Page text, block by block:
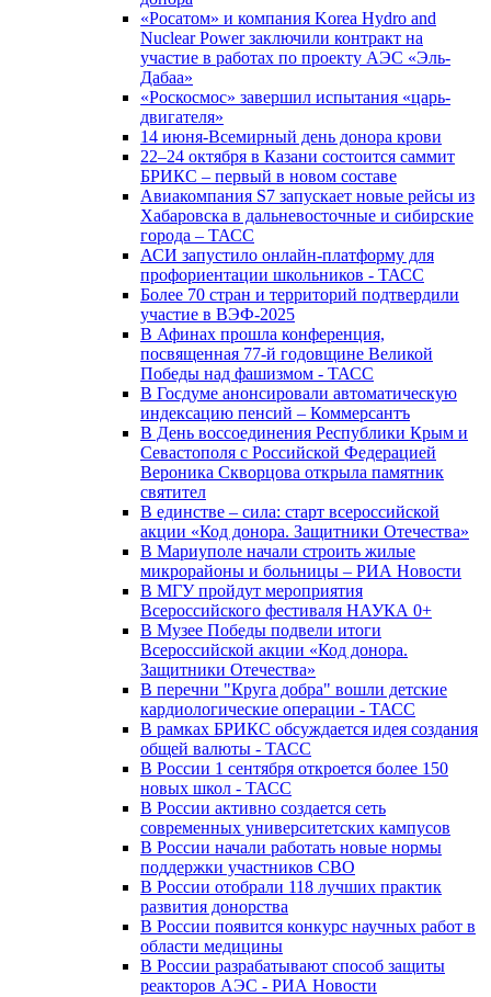
«Росатом» и компания Korea Hydro and
Nuclear Power заключили контракт на
участие в работах по проекту АЭС «Эль-
Дабаа»
«Роскосмос» завершил испытания «царь-
двигателя»
14 июня-Всемирный день донора крови
22–24 октября в Казани состоится саммит
БРИКС – первый в новом составе
Авиакомпания S7 запускает новые рейсы из
Хабаровска в дальневосточные и сибирские
города – ТАСС
АСИ запустило онлайн-платформу для
профориентации школьников - ТАСС
Более 70 стран и территорий подтвердили
участие в ВЭФ-2025
В Афинах прошла конференция,
посвященная 77-й годовщине Великой
Победы над фашизмом - ТАСС
В Госдуме анонсировали автоматическую
индексацию пенсий – Коммерсантъ
В День воссоединения Республики Крым и
Севастополя с Российской Федерацией
Вероника Скворцова открыла памятник
святител
В единстве – сила: старт всероссийской
акции «Код донора. Защитники Отечества»
В Мариуполе начали строить жилые
микрорайоны и больницы – РИА Новости
В МГУ пройдут мероприятия
Всероссийского фестиваля НАУКА 0+
В Музее Победы подвели итоги
Всероссийской акции «Код донора.
Защитники Отечества»
В перечни "Круга добра" вошли детские
кардиологические операции - ТАСС
В рамках БРИКС обсуждается идея создания
общей валюты - ТАСС
В России 1 сентября откроется более 150
новых школ - ТАСС
В России активно создается сеть
современных университетских кампусов
В России начали работать новые нормы
поддержки участников СВО
В России отобрали 118 лучших практик
развития донорства
В России появится конкурс научных работ в
области медицины
В России разрабатывают способ защиты
реакторов АЭС - РИА Новости